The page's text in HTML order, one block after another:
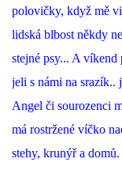
polovičky, když mě
lidská blbost někdy
stejné psy... A
jeli s námi na srazík..
Angel či sourozenci
má rostržené víčko
stehy, krunýř a